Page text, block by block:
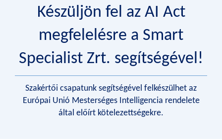
Készüljön fel az AI Act
megfelelésre a Smart
Specialist Zrt. segítségével!
Szakértői csapatunk segítségével felkészülhet az
Európai Unió Mesterséges Intelligencia rendelete
által előírt kötelezettségekre.